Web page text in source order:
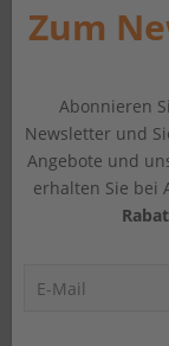
Zum
Abonnieren
Newsletter und
Angebote und
erhalten Sie bei